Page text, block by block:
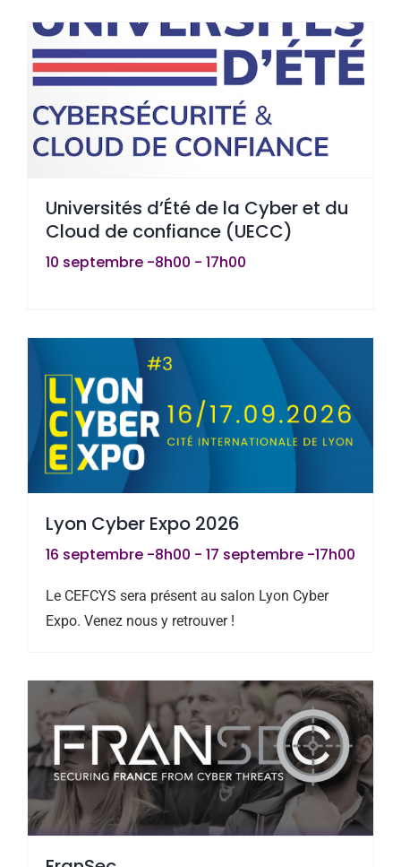
Universités d’Été de la Cyber et du
Cloud de confiance (UECC)
10 septembre -8h00 - 17h00
Lyon Cyber Expo 2026
16 septembre -8h00 - 17 septembre -17h00
Le CEFCYS sera présent au salon Lyon Cyber
Expo. Venez nous y retrouver !